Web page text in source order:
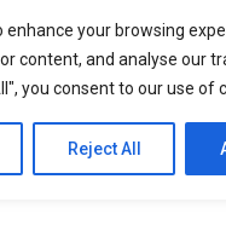
enhance your browsing
content, and analyse our
you consent to our use of
Reject All
nos atualizados face
níveis de eficiência
nossa larga